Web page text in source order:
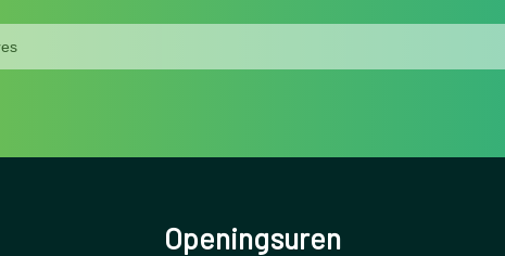
Openingsuren